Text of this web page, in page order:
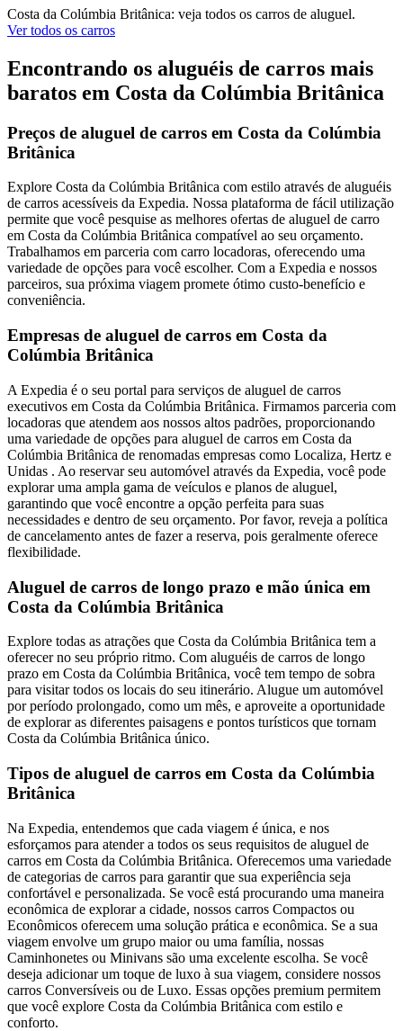
Costa da Colúmbia Britânica: veja todos os carros de aluguel.
Ver todos os carros
Encontrando os aluguéis de carros mais
baratos em Costa da Colúmbia Britânica
Preços de aluguel de carros em Costa da Colúmbia
Britânica
Explore Costa da Colúmbia Britânica com estilo através de aluguéis
de carros acessíveis da Expedia. Nossa plataforma de fácil utilização
permite que você pesquise as melhores ofertas de aluguel de carro
em Costa da Colúmbia Britânica compatível ao seu orçamento.
Trabalhamos em parceria com carro locadoras, oferecendo uma
variedade de opções para você escolher. Com a Expedia e nossos
parceiros, sua próxima viagem promete ótimo custo-benefício e
conveniência.
Empresas de aluguel de carros em Costa da
Colúmbia Britânica
A Expedia é o seu portal para serviços de aluguel de carros
executivos em Costa da Colúmbia Britânica. Firmamos parceria com
locadoras que atendem aos nossos altos padrões, proporcionando
uma variedade de opções para aluguel de carros em Costa da
Colúmbia Britânica de renomadas empresas como Localiza, Hertz e
Unidas . Ao reservar seu automóvel através da Expedia, você pode
explorar uma ampla gama de veículos e planos de aluguel,
garantindo que você encontre a opção perfeita para suas
necessidades e dentro de seu orçamento. Por favor, reveja a política
de cancelamento antes de fazer a reserva, pois geralmente oferece
flexibilidade.
Aluguel de carros de longo prazo e mão única em
Costa da Colúmbia Britânica
Explore todas as atrações que Costa da Colúmbia Britânica tem a
oferecer no seu próprio ritmo. Com aluguéis de carros de longo
prazo em Costa da Colúmbia Britânica, você tem tempo de sobra
para visitar todos os locais do seu itinerário. Alugue um automóvel
por período prolongado, como um mês, e aproveite a oportunidade
de explorar as diferentes paisagens e pontos turísticos que tornam
Costa da Colúmbia Britânica único.
Tipos de aluguel de carros em Costa da Colúmbia
Britânica
Na Expedia, entendemos que cada viagem é única, e nos
esforçamos para atender a todos os seus requisitos de aluguel de
carros em Costa da Colúmbia Britânica. Oferecemos uma variedade
de categorias de carros para garantir que sua experiência seja
confortável e personalizada. Se você está procurando uma maneira
econômica de explorar a cidade, nossos carros Compactos ou
Econômicos oferecem uma solução prática e econômica. Se a sua
viagem envolve um grupo maior ou uma família, nossas
Caminhonetes ou Minivans são uma excelente escolha. Se você
deseja adicionar um toque de luxo à sua viagem, considere nossos
carros Conversíveis ou de Luxo. Essas opções premium permitem
que você explore Costa da Colúmbia Britânica com estilo e
conforto.